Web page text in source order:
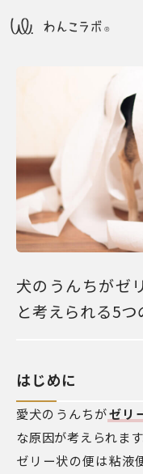
犬のうんちがゼ
と考えられる5つ
はじめに
愛犬のうんちがゼリ
な原因が考えられます
ゼリー状の便は粘液